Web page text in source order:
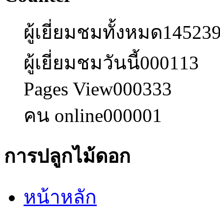
ผู้เยี่ยมชมทั้งหมด
ผู้เยี่ยมชมวันนี้000113
Pages View000333
คน online000001
การปลูกไม้ดอก
หน้าหลัก